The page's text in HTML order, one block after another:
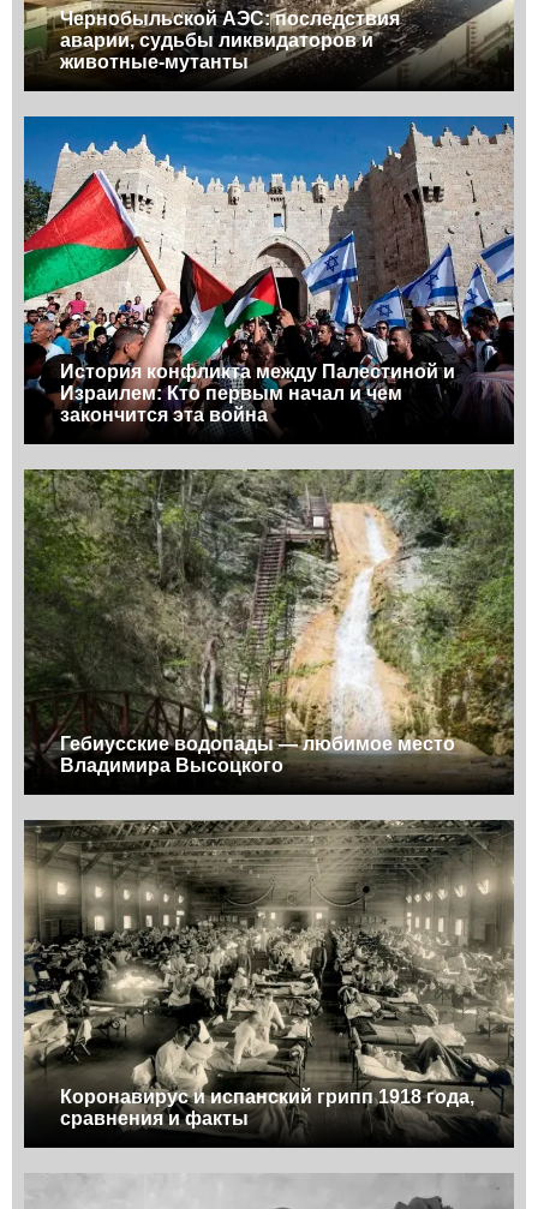
Чернобыльской АЭС: последствия
аварии, судьбы ликвидаторов и
животные-мутанты
История конфликта между Палестиной и
Израилем: Кто первым начал и чем
закончится эта война
Гебиусские водопады — любимое место
Владимира Высоцкого
Коронавирус и испанский грипп 1918 года,
сравнения и факты